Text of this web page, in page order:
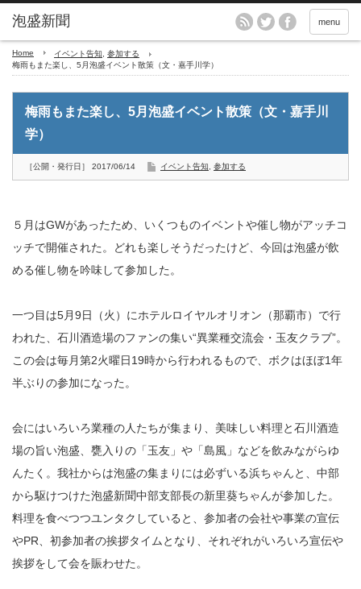
menu
Home イベント告知
参加する
梅雨もまた楽し、5月泡盛イベント散策（文・嘉手川学）
梅雨もまた楽し、5月泡盛イベント散策（文・嘉手川
学）
［公開・発行日］ 2017/06/14 イベント告知 参加する
５月はGWがあったため、いくつものイベントや催し物がアッチコ
ッチで開催された。どれも楽しそうだったけど、今回は泡盛が飲
める催し物を吟味して参加した。
一つ目は5月9日（火）にホテルロイヤルオリオン（那覇市）で行
われた、石川酒造場のファンの集い“異業種交流会・玉友クラブ”。
この会は毎月第2火曜日19時から行われるもので、ボクはほぼ1年
半ぶりの参加になった。
会にはいろいろ業種の人たちが集まり、美味しい料理と石川酒造
場の旨い泡盛、甕入りの「玉友」や「島風」などを飲みながらゆ
んたく。我社からは泡盛の集まりには必ずいる浜ちゃんと、中部
から駆けつけた泡盛新聞中部支部長の新里葵ちゃんが参加した。
料理を食べつつユンタクしていると、参加者の会社や事業の宣伝
やPR、初参加者の挨拶タイムとなり、それぞれがいろいろ宣伝や
挨拶をして会を賑わせた。